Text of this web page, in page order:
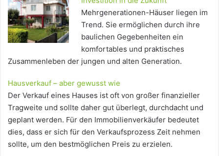
Mehrgenerationen-Häuser liegen im
Trend. Sie ermöglichen durch ihre
baulichen Gegebenheiten ein
komfortables und praktisches
Zusammenleben der jungen und alten Generation.
Hausverkauf – aber gewusst wie
Der Verkauf eines Hauses ist oft von großer finanzieller
Tragweite und sollte daher gut überlegt, durchdacht und
geplant werden. Für den Immobilienverkäufer bedeutet
dies, dass er sich für den Verkaufsprozess Zeit nehmen
sollte, um den bestmöglichen Preis zu erzielen.